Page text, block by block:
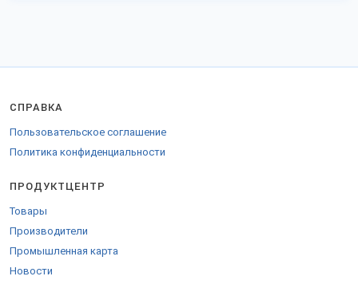
СПРАВКА
Пользовательское соглашение
Политика конфиденциальности
ПРОДУКТЦЕНТР
Товары
Производители
Промышленная карта
Новости